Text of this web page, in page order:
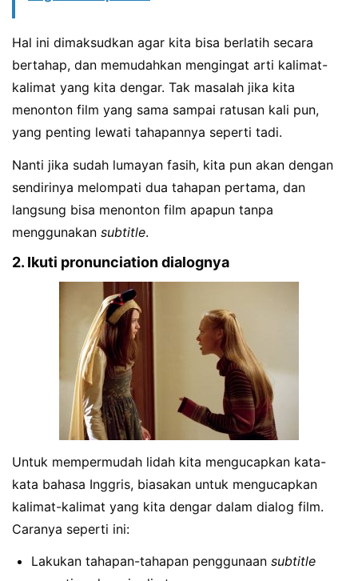
Hal ini dimaksudkan agar kita bisa berlatih secara
bertahap, dan memudahkan mengingat arti kalimat-
kalimat yang kita dengar. Tak masalah jika kita
menonton film yang sama sampai ratusan kali pun,
yang penting lewati tahapannya seperti tadi.
Nanti jika sudah lumayan fasih, kita pun akan dengan
sendirinya melompati dua tahapan pertama, dan
langsung bisa menonton film apapun tanpa
menggunakan subtitle.
2. Ikuti pronunciation dialognya
Untuk mempermudah lidah kita mengucapkan kata-
kata bahasa Inggris, biasakan untuk mengucapkan
kalimat-kalimat yang kita dengar dalam dialog film.
Caranya seperti ini:
Lakukan tahapan-tahapan penggunaan subtitle